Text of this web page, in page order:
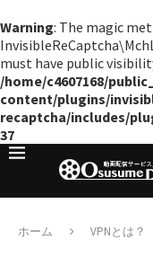
Warning: The magic
must have public
/home/c4607168/
content/plugins/
recaptcha/includes/
37
ホーム VPNとは？